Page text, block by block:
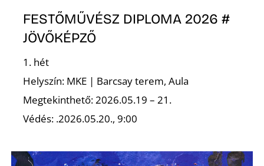
FESTŐMŰVÉSZ DIPLOMA 2026 #
JÖVŐKÉPZŐ
1. hét
Helyszín: MKE | Barcsay terem, Aula
Megtekinthető: 2026.05.19 – 21.
Védés: .2026.05.20., 9:00